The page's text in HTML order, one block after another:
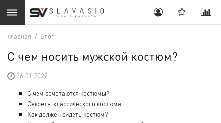
Главная / Блог
С чем носить мужской костюм?
26.01.2022
С чем сочетаются костюмы?
Секреты классического костюма
Как должен сидеть костюм?